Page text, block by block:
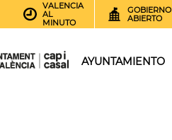
VALENCIA
AL
MINUTO
GOBIERNO
ABIERTO
AYUNTAMIENTO